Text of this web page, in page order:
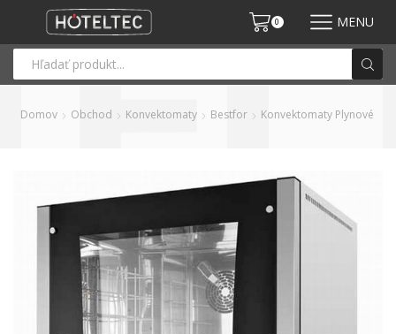
0 MENU
Domov Obchod Konvektomaty Bestfor Konvektomaty Plynové